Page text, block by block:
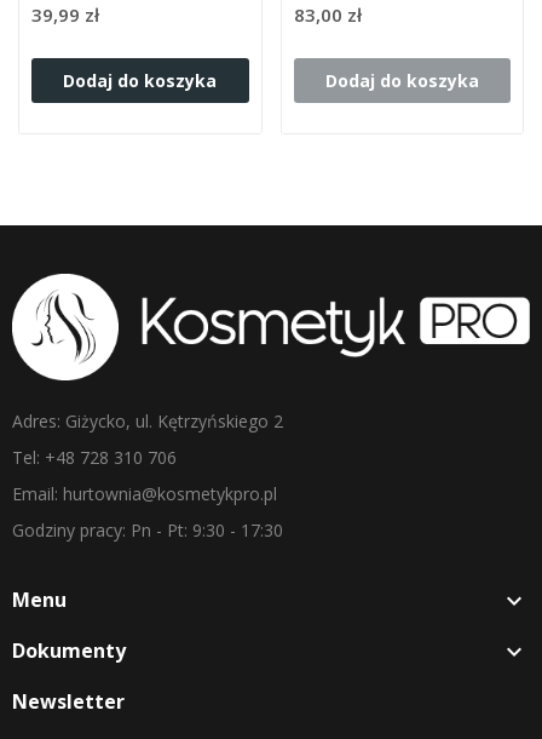
39,99 zł
Dodaj do koszyka
83,00 zł
Dodaj do koszyka
Adres: Giżycko, ul. Kętrzyńskiego 2
Tel: +48 728 310 706
Email: hurtownia@kosmetykpro.pl
Godziny pracy: Pn - Pt: 9:30 - 17:30
Menu 
Dokumenty 
Newsletter